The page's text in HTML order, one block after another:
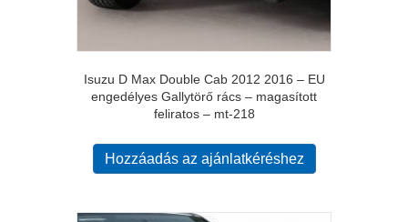
Isuzu D Max Double Cab 2012 2016 – EU
engedélyes Gallytörő rács – magasított
feliratos – mt-218
Hozzáadás az ajánlatkéréshez